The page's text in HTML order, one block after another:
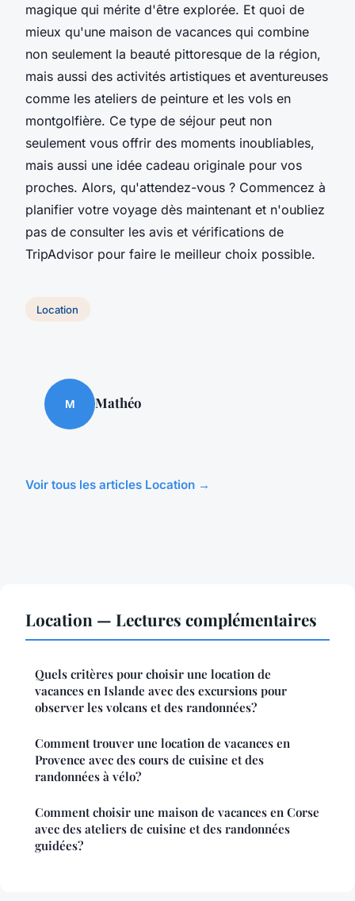
magique qui mérite d'être explorée. Et quoi de
mieux qu'une maison de vacances qui combine
non seulement la beauté pittoresque de la région,
mais aussi des activités artistiques et aventureuses
comme les ateliers de peinture et les vols en
montgolfière. Ce type de séjour peut non
seulement vous offrir des moments inoubliables,
mais aussi une idée cadeau originale pour vos
proches. Alors, qu'attendez-vous ? Commencez à
planifier votre voyage dès maintenant et n'oubliez
pas de consulter les avis et vérifications de
TripAdvisor pour faire le meilleur choix possible.
Location
M Mathéo
Voir tous les articles Location →
Location — Lectures complémentaires
Quels critères pour choisir une location de
vacances en Islande avec des excursions pour
observer les volcans et des randonnées?
Comment trouver une location de vacances en
Provence avec des cours de cuisine et des
randonnées à vélo?
Comment choisir une maison de vacances en Corse
avec des ateliers de cuisine et des randonnées
guidées?